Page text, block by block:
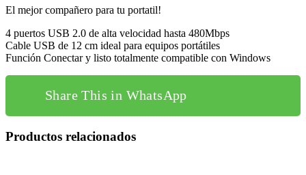
El mejor compañero para tu portatil!
4 puertos USB 2.0 de alta velocidad hasta 480Mbps
Cable USB de 12 cm ideal para equipos portátiles
Función Conectar y listo totalmente compatible con Windows
Share This in WhatsApp
Productos relacionados